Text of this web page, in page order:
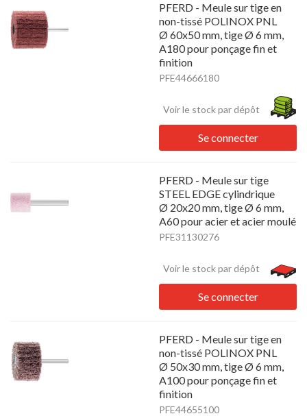
PFERD - Meule sur tige en
non-tissé POLINOX PNL
Ø 60x50 mm, tige Ø 6 mm,
A180 pour ponçage fin et
finition
PFE44666180
Voir le stock par dépôt
Se connecter
PFERD - Meule sur tige
STEEL EDGE cylindrique
Ø 20x20 mm, tige Ø 6 mm,
A60 pour acier et acier moulé
PFE31130276
Voir le stock par dépôt
Se connecter
PFERD - Meule sur tige en
non-tissé POLINOX PNL
Ø 50x30 mm, tige Ø 6 mm,
A100 pour ponçage fin et
finition
PFE44655100